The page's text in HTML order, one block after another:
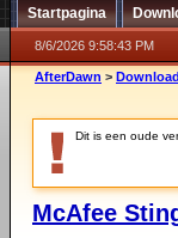
Startpagina
8/6/2026 9:58:43 PM
AfterDawn >
Dit is een oude
McAfee